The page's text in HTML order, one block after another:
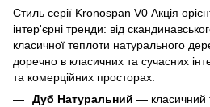
Стиль серії Kronospan V0 Акція
інтер'єрні тренди: від
класичної теплоти натурального
доречно в класичних та сучасних
та комерційних просторах.
Дуб Натуральний — класичний